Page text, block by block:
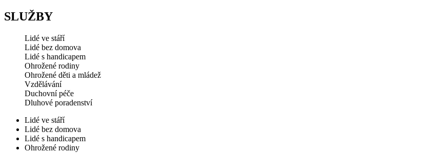
SLUŽBY
Lidé ve stáří
Lidé bez domova
Lidé s handicapem
Ohrožené rodiny
Ohrožené děti a mládež
Vzdělávání
Duchovní péče
Dluhové poradenství
Lidé ve stáří
Lidé bez domova
Lidé s handicapem
Ohrožené rodiny